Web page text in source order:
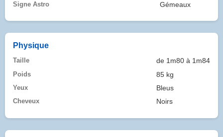
Signe Astro Gémeaux
Physique
Taille de 1m80 à 1m84
Poids 85 kg
Yeux Bleus
Cheveux Noirs